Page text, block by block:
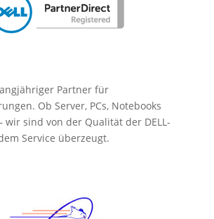
Partner für
Ob Server, PCs, Notebooks
wir sind von der Qualität der DELL-
Service überzeugt.